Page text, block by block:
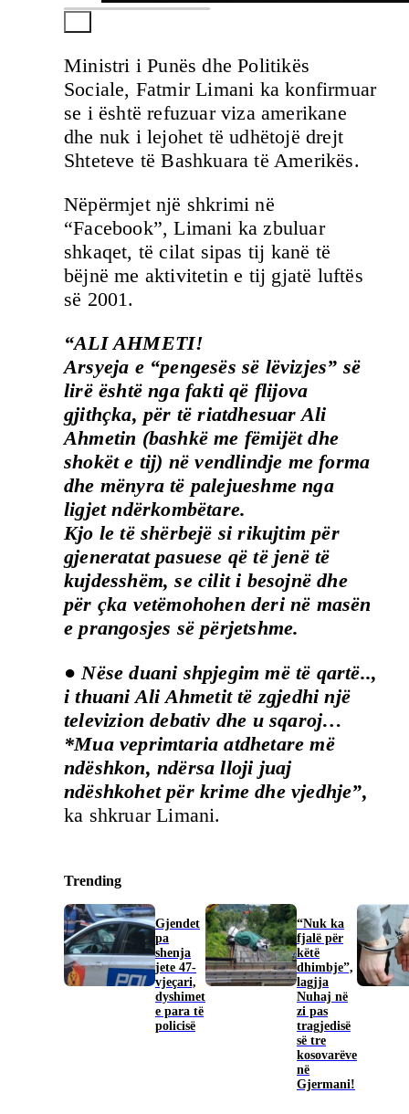
Ministri i Punës dhe Politikës
Sociale, Fatmir Limani ka konfirmuar
se i është refuzuar viza amerikane
dhe nuk i lejohet të udhëtojë drejt
Shteteve të Bashkuara të Amerikës.
Nëpërmjet një shkrimi në
“Facebook”, Limani ka zbuluar
shkaqet, të cilat sipas tij kanë të
bëjnë me aktivitetin e tij gjatë luftës
së 2001.
“ALI AHMETI!
Arsyeja e “pengesës së lëvizjes” së
lirë është nga fakti që flijova
gjithçka, për të riatdhesuar Ali
Ahmetin (bashkë me fëmijët dhe
shokët e tij) në vendlindje me forma
dhe mënyra të palejueshme nga
ligjet ndërkombëtare.
Kjo le të shërbejë si rikujtim për
gjeneratat pasuese që të jenë të
kujdesshëm, se cilit i besojnë dhe
për çka vetëmohohen deri në masën
e prangosjes së përjetshme.
● Nëse duani shpjegim më të qartë..,
i thuani Ali Ahmetit të zgjedhi një
televizion debativ dhe u sqaroj…
*Mua veprimtaria atdhetare më
ndëshkon, ndërsa lloji juaj
ndëshkohet për krime dhe vjedhje”,
ka shkruar Limani.
Trending
Gjendet
pa
shenja
jete 47-
vjeçari,
dyshimet
e para të
policisë
“Nuk ka
fjalë për
këtë
dhimbje”,
lagjja
Nuhaj në
zi pas
tragjedisë
së tre
kosovarëve
në
Gjermani!